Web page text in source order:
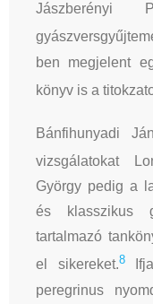
Jászberényi
ben megjelent
könyv is a
Bánfihunyadi
vizsgálatokat
György pedig a
és klasszikus
tartalmazó
el sikereket.8
peregrinus